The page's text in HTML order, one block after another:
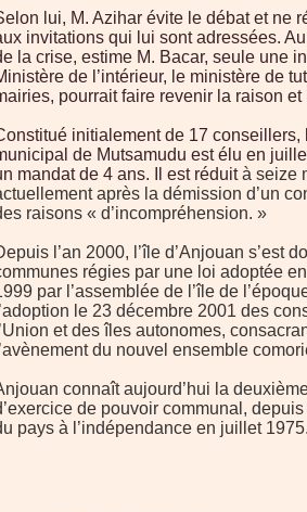
lui, M. Azihar évite le débat et ne
invitations qui lui sont adressées.
la crise, estime M. Bacar, seule une
de l’intérieur, le ministère de
pourrait faire revenir la raison et
initialement de 17 conseillers,
de Mutsamudu est élu en
mandat de 4 ans. Il est réduità seize
après la démission d’un
raisons « d’incompréhension. »
l’an 2000, l’île d’Anjouan s’est
régies par une loi adoptée
par l’assemblée de l’île de
le 23 décembre 2001 des
et des îles autonomes,
du nouvel ensemble
connaît aujourd’hui la
de pouvoir communal, depuis
pays à l’indépendance en juillet 1975.